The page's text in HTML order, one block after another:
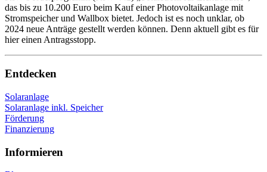
das bis zu 10.200 Euro beim Kauf einer Photovoltaikanlage mit
Stromspeicher und Wallbox bietet. Jedoch ist es noch unklar, ob
2024 neue Anträge gestellt werden können. Denn aktuell gibt es für
hier einen Antragsstopp.
Entdecken
Solaranlage
Solaranlage inkl. Speicher
Förderung
Finanzierung
Informieren